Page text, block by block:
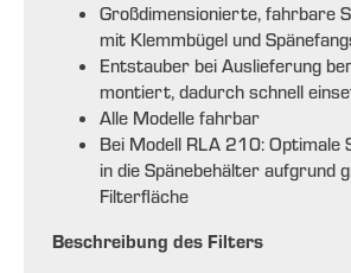
Großdimensionierte, fahrbare
mit Klemmbügel und
Entstauber bei Auslieferung
montiert, dadurch schnell
Alle Modelle fahrbar
Bei Modell RLA 210: Optimale
in die Spänebehälter aufgrund
Filterfläche
Beschreibung des Filters